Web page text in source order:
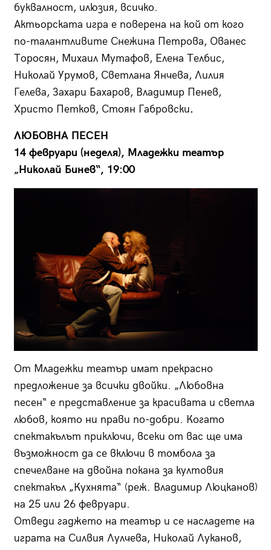
буквалност, илюзия, всичко.
Актьорската игра е поверена на кой от кого
по-талантливите Снежина Петрова, Ованес
Торосян, Михаил Мутафов, Елена Телбис,
Николай Урумов, Светлана Янчева, Лилия
Гелева, Захари Бахаров, Владимир Пенев,
Христо Петков, Стоян Габровски.
ЛЮБОВНА ПЕСЕН
14 февруари (неделя), Младежки театър
„Николай Бинев“, 19:00
От Младежки театър имат прекрасно
предложение за всички двойки. „Любовна
песен“ е представление за красивата и светла
любов, която ни прави по-добри. Когато
спектакълът приключи, всеки от вас ще има
възможност да се включи в томбола за
спечелване на двойна покана за култовия
спектакъл „Кухнята“ (реж. Владимир Люцканов)
на 25 или 26 февруари.
Отведи гаджето на театър и се насладете на
играта на Силвия Лулчева, Николай Луканов,